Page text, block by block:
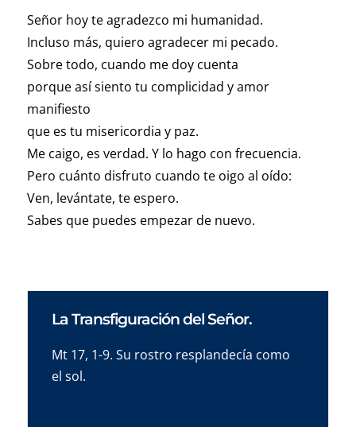
Señor hoy te agradezco mi humanidad.
Incluso más, quiero agradecer mi pecado.
Sobre todo, cuando me doy cuenta
porque así siento tu complicidad y amor
manifiesto
que es tu misericordia y paz.
Me caigo, es verdad. Y lo hago con frecuencia.
Pero cuánto disfruto cuando te oigo al oído:
Ven, levántate, te espero.
Sabes que puedes empezar de nuevo.
La Transfiguración del Señor.
Mt 17, 1-9. Su rostro resplandecía como
el sol.